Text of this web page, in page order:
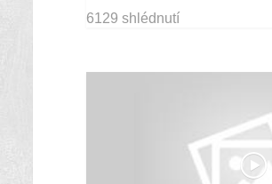
6129 shlédnutí